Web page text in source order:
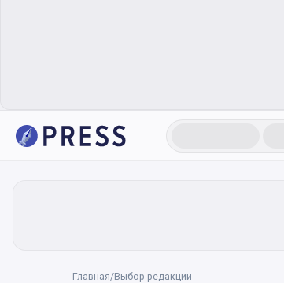
Главная/Выбор редакции